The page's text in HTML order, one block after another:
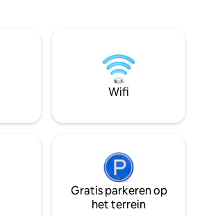
haardroger,
lift... Zelf
op de
een minuut
plein van de stad. Het barokke fort is op
5 minuten lopen
Wifi
Gratis parkeren op
het terrein